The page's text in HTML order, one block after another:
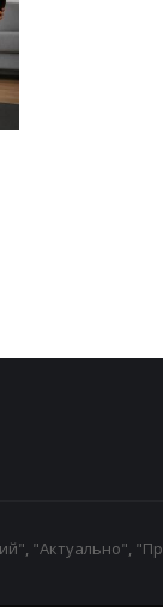
"Актуально",